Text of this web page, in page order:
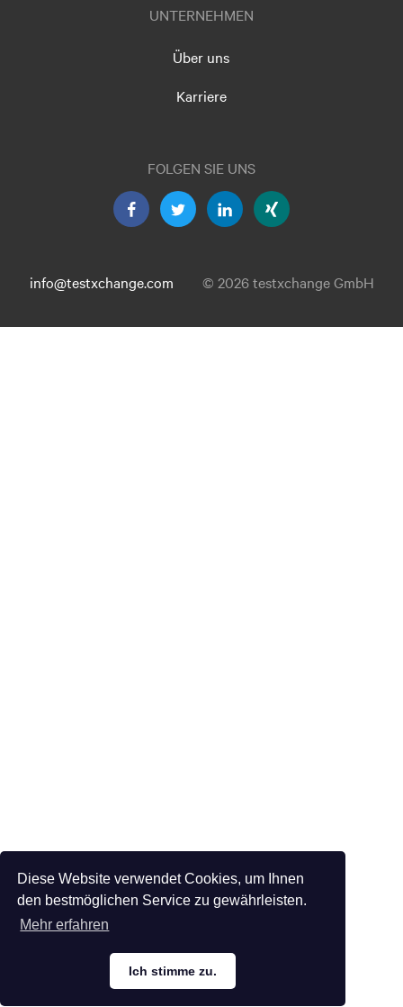
Diese Website verwendet Cookies, um Ihnen
den bestmöglichen Service zu gewährleisten.
Mehr erfahren
Ich stimme zu.
UNTERNEHMEN
Über uns
Karriere
FOLGEN SIE UNS
info@testxchange.com © 2026 testxchange GmbH